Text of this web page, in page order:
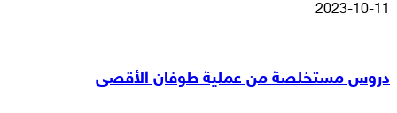
2023-10-11
دروس مستخلصة من عملية طوفان الأقصى